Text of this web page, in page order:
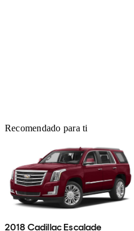
Recomendado para ti
2018 Cadillac Escalade